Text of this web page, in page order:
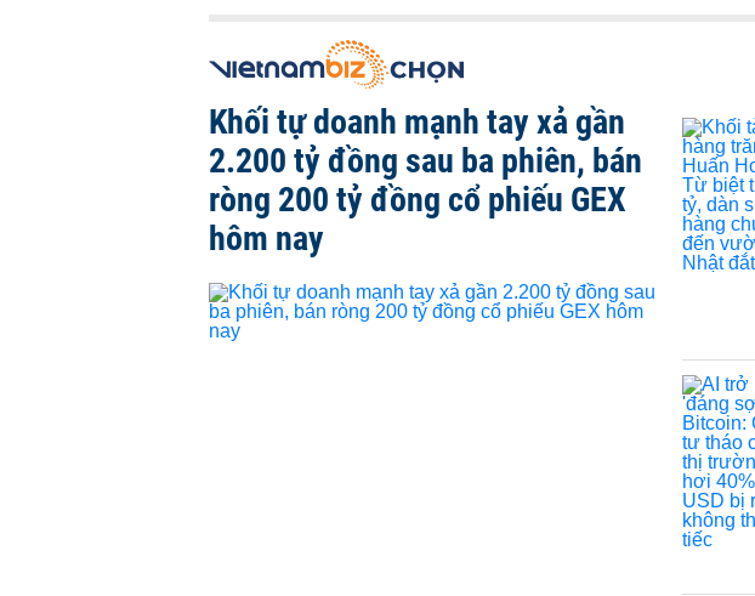
Khối tự doanh mạnh tay xả gần
2.200 tỷ đồng sau ba phiên, bán
ròng 200 tỷ đồng cổ phiếu GEX
hôm nay